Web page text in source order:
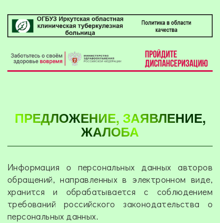
ПРЕДЛОЖЕНИЕ, ЗАЯВЛЕНИЕ,
ЖАЛОБА
Информация о персональных данных авторов
обращений, направленных в электронном виде,
хранится и обрабатывается с соблюдением
требований российского законодательства о
персональных данных.